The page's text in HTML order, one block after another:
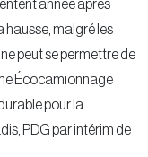
année après
hausse, malgré les
peut se permettre de
Écocamionnage
pour la
PDG par intérim de